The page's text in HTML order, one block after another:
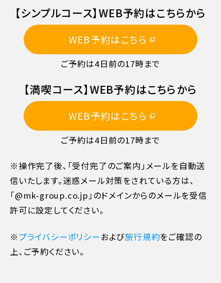
10日目に当たる日以降 20%
7日目に当たる日以降 30%
旅行開始日の前日 40%
旅行開始日の当日
【シンプルコース】WEB予約はこちらから
WEB予約はこちら
ご予約は4日前の17時まで
【満喫コース】WEB予約はこちらから
WEB予約はこちら
ご予約は4日前の17時まで
※操作完了後、「受付完了のご案内」メールを自動送
信いたします。迷惑メール対策をされている方は､
「@mk-group.co.jp」のドメインからのメールを受信
許可に設定してください。
※プライバシーポリシーおよび旅行規約をご確認の
上、ご予約ください。